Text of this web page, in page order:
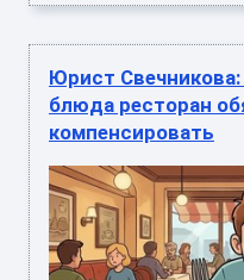
Юрист
блюда ресторан
компенсировать